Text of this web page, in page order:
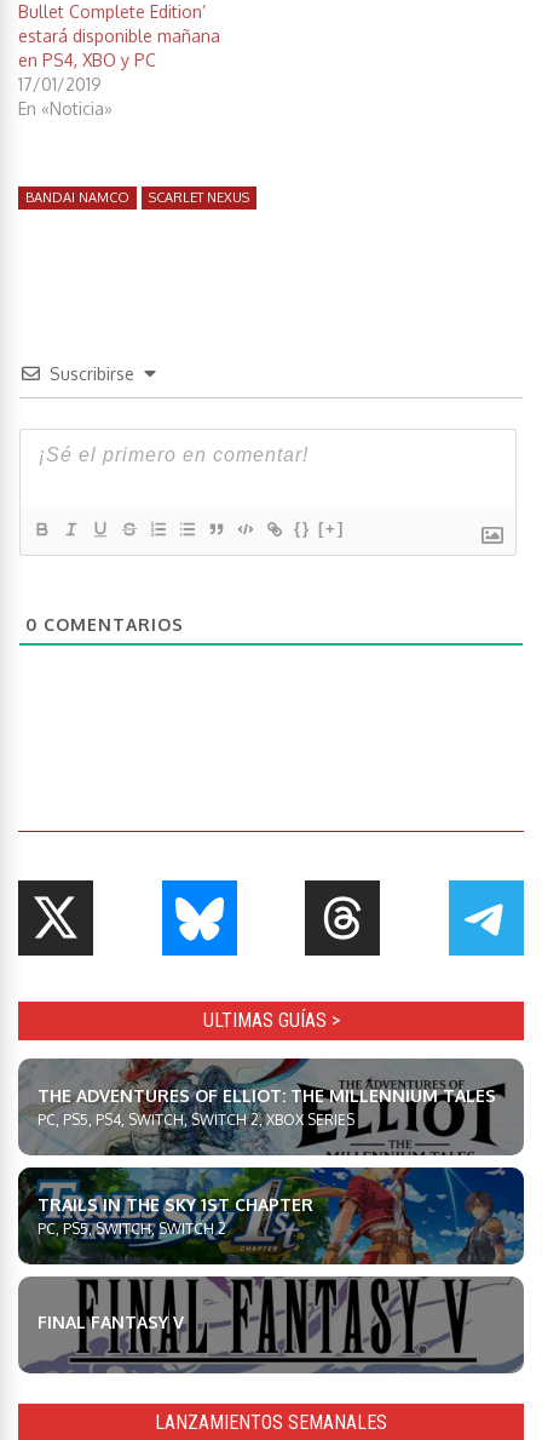
Bullet Complete Edition’
estará disponible mañana
en PS4, XBO y PC
17/01/2019
En «Noticia»
BANDAI NAMCO SCARLET NEXUS
Suscribirse
{} [+]
0 COMENTARIOS
ULTIMAS GUÍAS >
THE ADVENTURES OF ELLIOT: THE MILLENNIUM TALES
PC, PS5, PS4, SWITCH, SWITCH 2, XBOX SERIES
TRAILS IN THE SKY 1ST CHAPTER
PC, PS5, SWITCH, SWITCH 2
FINAL FANTASY V
LANZAMIENTOS SEMANALES